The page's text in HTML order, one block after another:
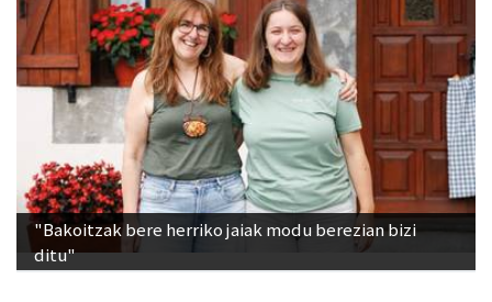
"Bakoitzak bere herriko jaiak modu berezian bizi
ditu"